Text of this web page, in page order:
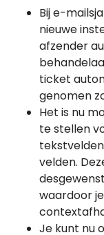
Bij e-
nieuwe
afzender
ticket
genomen
Het is nu
te stellen
velden.
waardoor
Je kunt nu